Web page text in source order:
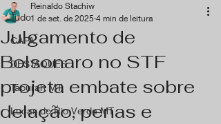
Tudo
CAPA
DESTAQUES
Tapurah MT
Lucas do Rio Verde MT
Julgamento de
Bolsonaro no STF
projeta embate sobre
delação, penas e
Reinaldo Stachiw
1 de set. de 2025 4 min de leitura